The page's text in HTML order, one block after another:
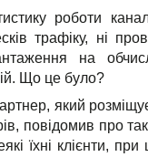
роботи
трафіку, ні
на
Що це було?
який
повідомив про
їхні клієнти,